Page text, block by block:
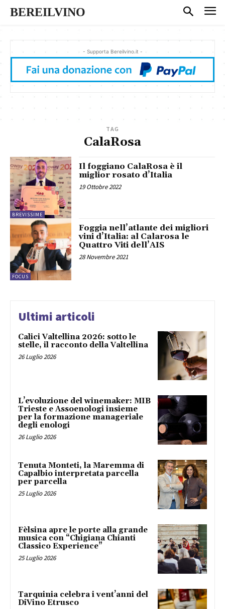
BEREILVINO
- Supporta Bereilvino.it -
TAG
CalaRosa
BREVISSIME
Il foggiano CalaRosa è il
miglior rosato d’Italia
19 Ottobre 2022
FOCUS
Foggia nell’atlante dei migliori
vini d’Italia: al Calarosa le
Quattro Viti dell’AIS
28 Novembre 2021
Ultimi articoli
Calici Valtellina 2026: sotto le
stelle, il racconto della Valtellina
26 Luglio 2026
L’evoluzione del winemaker: MIB
Trieste e Assoenologi insieme
per la formazione manageriale
degli enologi
26 Luglio 2026
Tenuta Monteti, la Maremma di
Capalbio interpretata parcella
per parcella
25 Luglio 2026
Fèlsina apre le porte alla grande
musica con “Chigiana Chianti
Classico Experience”
25 Luglio 2026
Tarquinia celebra i vent’anni del
DiVino Etrusco